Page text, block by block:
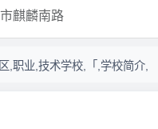
麒麟南路
,职业,技术学校,「,学校简介,